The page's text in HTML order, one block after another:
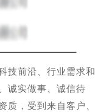
技前沿、行业需求和
诚实做事、诚信待
质，受到来自客户、